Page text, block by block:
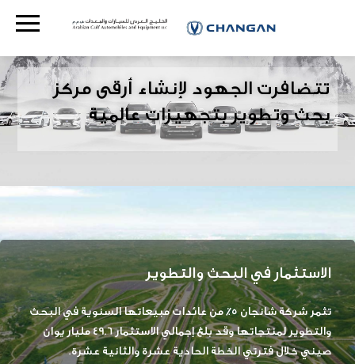
تتضافرت الجهود لإنشاء أرقى مركز
بحث وتطوير بتجهيزات عالمية
الاستثمار في البحث والتطوير
تثمر شركة شانجان 5٪ من عائدات مبيعاتها السنوية في البحث
والتطوير لمنتجاتها وقد بلغ إجمالي الاستثمار 49.6 مليار يوان
صيني خلال فترتي الخطة الحادية عشرة والثانية عشرة.